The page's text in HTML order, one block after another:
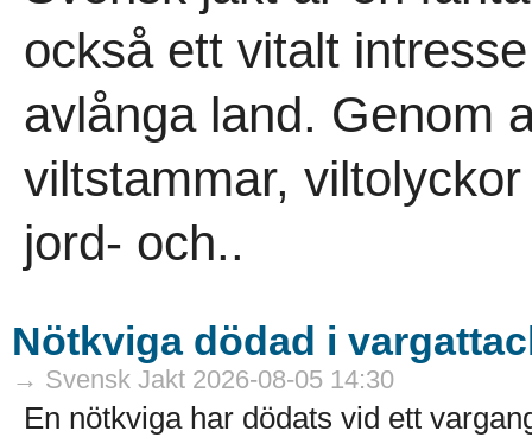
också ett vitalt
avlånga land. Genom
viltstammar,
jord- och..
Nötkviga dödad i
→ Svensk Jakt 2026-08-05 14:30
En nötkviga har dödats vid ett